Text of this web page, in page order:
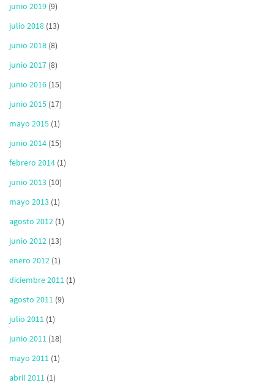
junio 2019 (9)
julio 2018 (13)
junio 2018 (8)
junio 2017 (8)
junio 2016 (15)
junio 2015 (17)
mayo 2015 (1)
junio 2014 (15)
febrero 2014 (1)
junio 2013 (10)
mayo 2013 (1)
agosto 2012 (1)
junio 2012 (13)
enero 2012 (1)
diciembre 2011 (1)
agosto 2011 (9)
julio 2011 (1)
junio 2011 (18)
mayo 2011 (1)
abril 2011 (1)